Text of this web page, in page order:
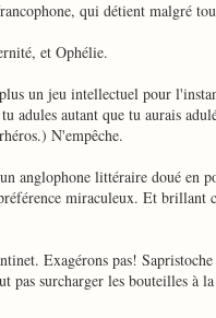
qui détient malgré
et Ophélie.
un jeu intellectuel pour
adules autant que tu aurais
N'empêche.
anglophone littéraire doué en
miraculeux. Et brillant
Exagérons pas!
surcharger les bouteilles à